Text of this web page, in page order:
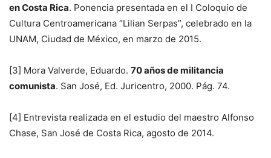
en Costa Rica. Ponencia presentada en el I Coloquio de
Cultura Centroamericana “Lilian Serpas”, celebrado en la
UNAM, Ciudad de México, en marzo de 2015.
[3] Mora Valverde, Eduardo. 70 años de militancia
comunista. San José, Ed. Juricentro, 2000. Pág. 74.
[4] Entrevista realizada en el estudio del maestro Alfonso
Chase, San José de Costa Rica, agosto de 2014.